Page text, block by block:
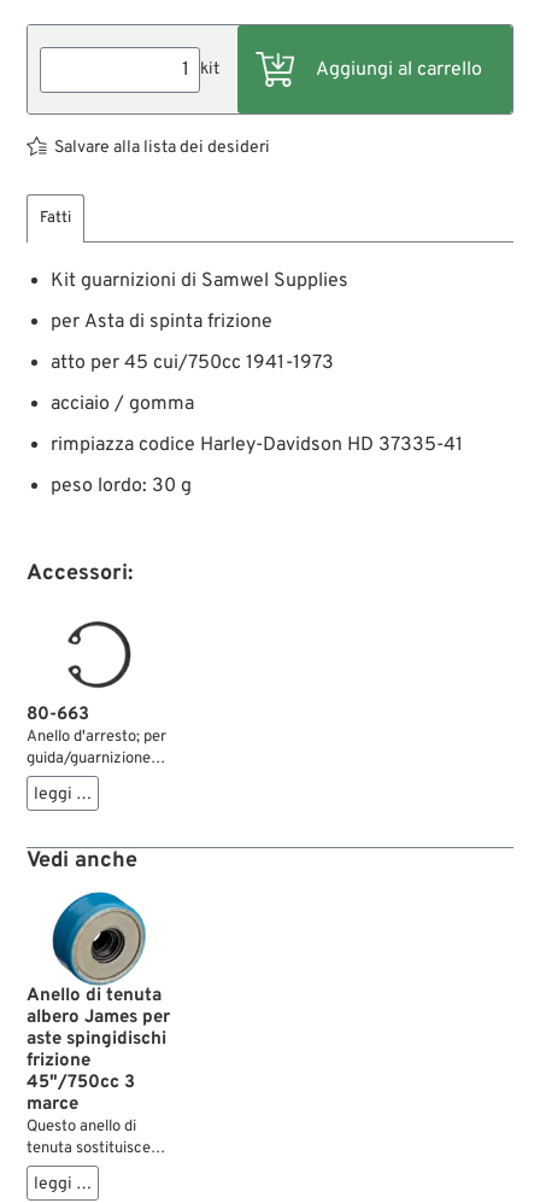
kit
Salvare alla lista dei desideri
Fatti
Kit guarnizioni di Samwel Supplies
per Asta di spinta frizione
atto per 45 cui/750cc 1941-1973
acciaio / gomma
rimpiazza codice Harley-Davidson HD 37335-41
peso lordo: 30 g
Accessori:
80-663
Anello d'arresto; per
guida/guarnizione
asta; acciaio;
rimpiazza OEM HD
lordo: 10 g
leggi …
Vedi anche
Anello di tenuta
albero James per
aste spingidischi
frizione
45"/750cc 3
marce
Questo anello di
tenuta sostituisce
l'ostico pacco
originale a
leggi …